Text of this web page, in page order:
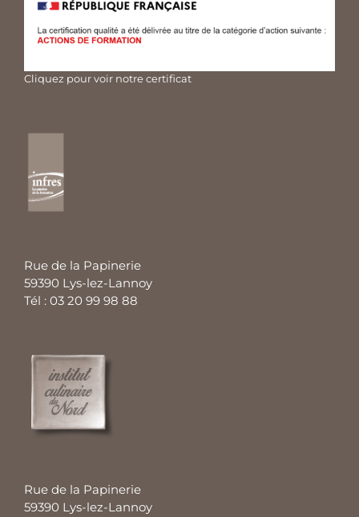
Cliquez pour voir notre certificat
Rue de la Papinerie
59390 Lys-lez-Lannoy
Tél : 03 20 99 98 88
Rue de la Papinerie
59390 Lys-lez-Lannoy